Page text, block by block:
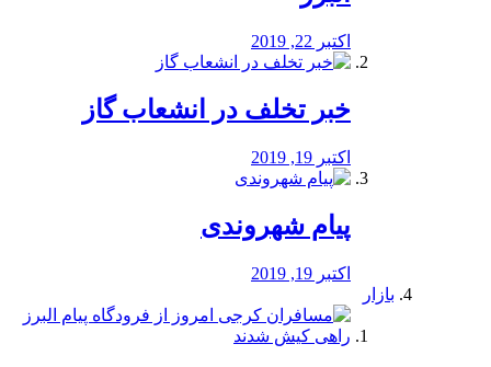
اکتبر 22, 2019
خبر تخلف در انشعاب گاز
اکتبر 19, 2019
پیام شهروندی
اکتبر 19, 2019
بازار